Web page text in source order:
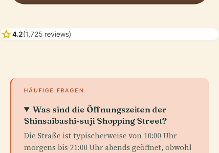
star4.2(1,725 reviews)
HÄUFIGE FRAGEN
Was sind die Öffnungszeiten der
Shinsaibashi-suji Shopping Street?
Die Straße ist typischerweise von 10:00 Uhr
morgens bis 21:00 Uhr abends geöffnet, obwohl